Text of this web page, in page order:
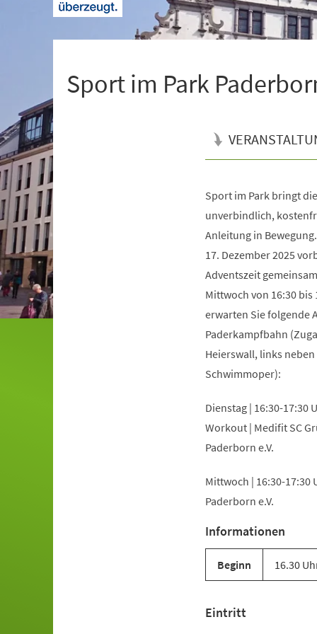
Sport im Park
Sport im Park bringt
unverbindlich,
Anleitung in
17. Dezember 2025
Adventszeit
Mittwoch von 16:30 bis
erwarten Sie folgende
Paderkampfbahn
Heierswall, links
Schwimmoper):
Dienstag | 16:30-17:30
Workout | Medifit SC
Paderborn e.V.
Mittwoch | 16:30-17:30
Paderborn e.V.
Informationen
Beginn 16.30
Eintritt